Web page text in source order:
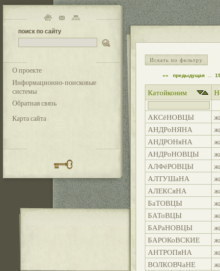
поиск по сайту
О проекте
Информационно-поисковые
системы
Обратная связь
Карта сайта
Искать по фильтру
«« предыдущая
Катойконим
АКСёНОВЦЫ
АНДРоНЯНА
АНДРОНяНА
АНДРоНОВЦЫ
АЛФёРОВЦЫ
АЛТУШаНА
АЛЕКСяНА
БаТОВЦЫ
БАТоВЦЫ
БАРаНОВЦЫ
БАРОКоВСКИЕ
АНТРОПяНА
ВОЛКОВЧаНЕ